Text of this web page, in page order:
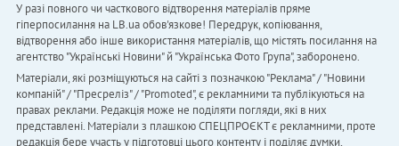
У разі повного чи часткового відтворення матеріалів пряме
гіперпосилання на LB.ua обов'язкове! Передрук, копіювання,
відтворення або інше використання матеріалів, що містять посилання на
агентство "Українськi Новини" й "Українська Фото Група", заборонено.
Матеріали, які розміщуються на сайті з позначкою "Реклама" / "Новини
компаній" / "Пресреліз" / "Promoted", є рекламними та публікуються на
правах реклами. Редакція може не поділяти погляди, які в них
представлені. Матеріали з плашкою СПЕЦПРОЄКТ є рекламними, проте
редакція бере участь у підготовці цього контенту і поділяє думки,